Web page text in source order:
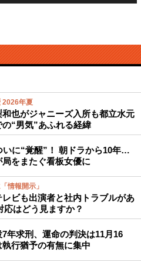
2026年夏
也がジャニーズ入所も都立水元
“男気”あふれる経緯
いに“覚醒”！ 朝ドラから10年…
局をまたぐ看板女優に
情報開示」
ビも出演者と社内トラブルがあ
はどう見ますか？
年求刑、運命の判決は11月16
行猶予の有無に集中